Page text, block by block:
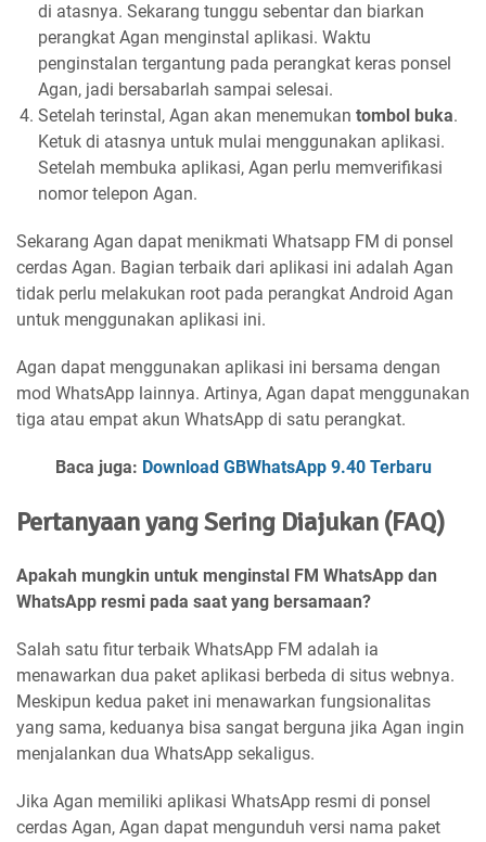
di atasnya. Sekarang tunggu sebentar dan biarkan
perangkat Agan menginstal aplikasi. Waktu
penginstalan tergantung pada perangkat keras ponsel
Agan, jadi bersabarlah sampai selesai.
Setelah terinstal, Agan akan menemukan tombol buka.
Ketuk di atasnya untuk mulai menggunakan aplikasi.
Setelah membuka aplikasi, Agan perlu memverifikasi
nomor telepon Agan.
Sekarang Agan dapat menikmati Whatsapp FM di ponsel
cerdas Agan. Bagian terbaik dari aplikasi ini adalah Agan
tidak perlu melakukan root pada perangkat Android Agan
untuk menggunakan aplikasi ini.
Agan dapat menggunakan aplikasi ini bersama dengan
mod WhatsApp lainnya. Artinya, Agan dapat menggunakan
tiga atau empat akun WhatsApp di satu perangkat.
Baca juga: Download GBWhatsApp 9.40 Terbaru
Pertanyaan yang Sering Diajukan (FAQ)
Apakah mungkin untuk menginstal FM WhatsApp dan
WhatsApp resmi pada saat yang bersamaan?
Salah satu fitur terbaik WhatsApp FM adalah ia
menawarkan dua paket aplikasi berbeda di situs webnya.
Meskipun kedua paket ini menawarkan fungsionalitas
yang sama, keduanya bisa sangat berguna jika Agan ingin
menjalankan dua WhatsApp sekaligus.
Jika Agan memiliki aplikasi WhatsApp resmi di ponsel
cerdas Agan, Agan dapat mengunduh versi nama paket